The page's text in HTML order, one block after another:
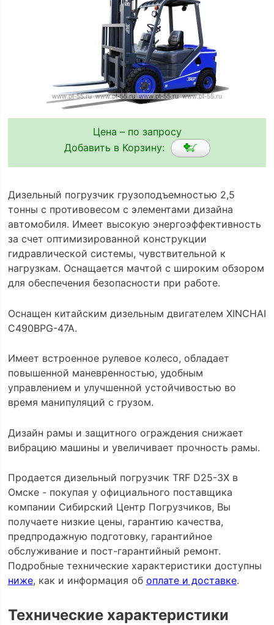
Цена – по запросу
Добавить в Корзину:
Дизельный погрузчик грузоподъемностью 2,5
тонны с противовесом с элементами дизайна
автомобиля. Имеет высокую энергоэффективность
за счет оптимизированной конструкции
гидравлической системы, чувствительной к
нагрузкам. Оснащается мачтой с широким обзором
для обеспечения безопасности при работе.
Оснащен китайским дизельным двигателем XINCHAI
C490BPG-47A.
Имеет встроенное рулевое колесо, обладает
повышенной маневренностью, удобным
управлением и улучшенной устойчивостью во
время манипуляций с грузом.
Дизайн рамы и защитного ограждения снижает
вибрацию машины и увеличивает прочность рамы.
Продается дизельный погрузчик TRF D25-3X в
Омске - покупая у официального поставщика
компании Сибирский Центр Погрузчиков, Вы
получаете низкие цены, гарантию качества,
предпродажную подготовку, гарантийное
обслуживание и пост-гарантийный ремонт.
Подробные технические характеристики доступны
ниже, как и информация об оплате и доставке.
Технические характеристики